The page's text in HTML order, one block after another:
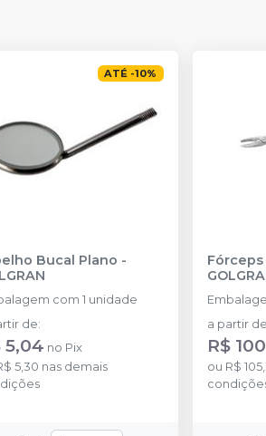
ATÉ -10%
Bucal Plano -
com 1 unidade
de:
5,04 no Pix
5,30 nas demais
a partir de
R$
ou R$